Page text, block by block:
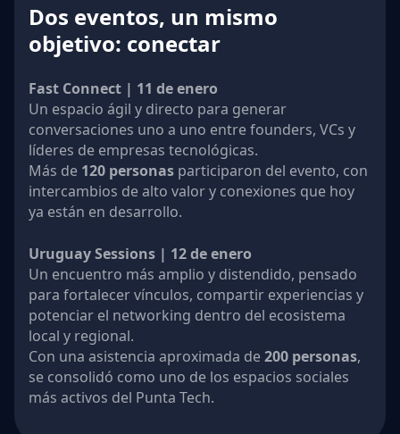
Dos eventos, un mismo
objetivo: conectar
Fast Connect | 11 de enero
Un espacio ágil y directo para generar
conversaciones uno a uno entre founders, VCs y
líderes de empresas tecnológicas.
Más de 120 personas participaron del evento, con
intercambios de alto valor y conexiones que hoy
ya están en desarrollo.
Uruguay Sessions | 12 de enero
Un encuentro más amplio y distendido, pensado
para fortalecer vínculos, compartir experiencias y
potenciar el networking dentro del ecosistema
local y regional.
Con una asistencia aproximada de200 personas,
se consolidó como uno de los espacios sociales
más activos del Punta Tech.